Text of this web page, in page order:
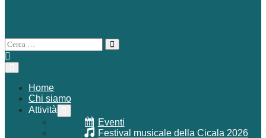
Attiva/disattiva
ricerca
Cerca
per:
Attiva/disattiva
Home
Chi siamo
Attività
menu
Eventi
Festival musicale della Cicala 2026